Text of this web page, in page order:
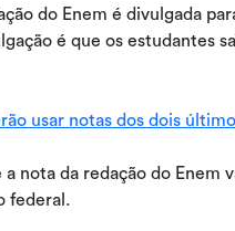
do Enem é divulgada
é que os estudantes
usar notas dos dois
nota da redação do Enem
federal.